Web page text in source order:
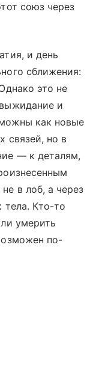
союз через
и день
сближения:
это не
и
как новые
связей, но в
— к деталям,
в лоб, а через
тела. Кто-то
умерить
по-